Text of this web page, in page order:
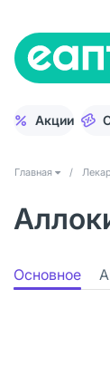
Акции
Главная /
Основное